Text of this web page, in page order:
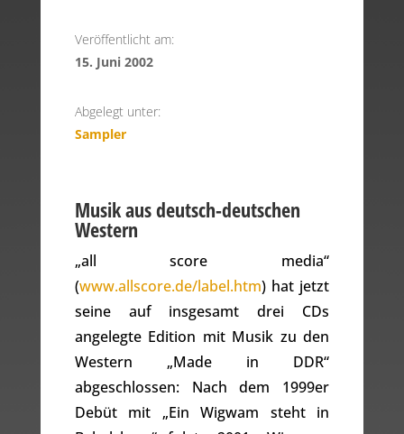
Veröffentlicht am:
15. Juni 2002
Abgelegt unter:
Sampler
Musik aus deutsch-deutschen
Western
„all score media“
(www.allscore.de/label.htm) hat jetzt
seine auf insgesamt drei CDs
angelegte Edition mit Musik zu den
Western „Made in DDR“
abgeschlossen: Nach dem 1999er
Debüt mit „Ein Wigwam steht in